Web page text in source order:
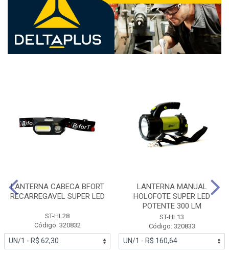
LANTERNA CABECA BFORT
RECARREGAVEL SUPER LED
ST-HL28
Código: 320832
LANTERNA MANUAL
HOLOFOTE SUPER LED
POTENTE 300 LM
ST-HL13
Código: 320833